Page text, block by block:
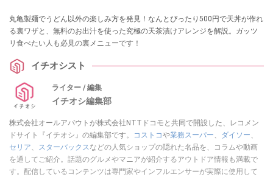
丸亀製麺でうどん以外の楽しみ方を発見！なんとぴったり500円で天丼が作れ
る裏ワザと、無料のお出汁を使った究極の天茶漬けアレンジを解説。ガッツ
リ食べたい人も必見の裏メニューです！
イチオシスト
ライター / 編集
イチオシ編集部
株式会社オールアバウトが株式会社NTTドコモと共同で開設した、レコメン
ドサイト『イチオシ』の編集部です。
コストコや業務スーパー ダイソー
セリア
スターバックス などの人気ショップの隠れた名品を、コラムや動画
を通してご紹介。話題のグルメやマニアが紹介するアウトドア情報も満載で
す。配信しているコンテンツは専門家やインフルエンサーが実際に使用して